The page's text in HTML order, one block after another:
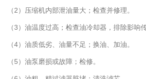
（2）压缩机内部泄油量大；检查并修理。
（3）油温度过高；检查油冷却器，排除影响
（4）油质低劣、油量不足；换油、加油。
（5）油泵磨损或故障；检修。